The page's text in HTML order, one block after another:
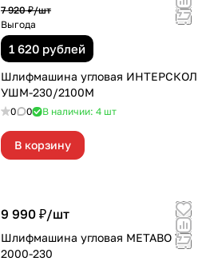
7 920 ₽/шт
Выгода
1 620 рублей
Шлифмашина угловая ИНТЕРСКОЛ
УШМ-230/2100М
0 0 В наличии: 4 шт
В корзину
9 990 ₽/шт
Шлифмашина угловая METABO W
2000-230